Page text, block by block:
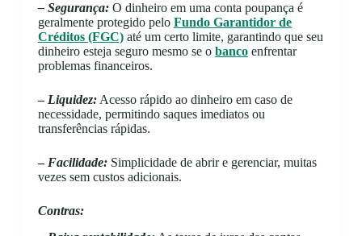
– Segurança:O dinheiro em uma conta poupança é
geralmente protegido pelo Fundo Garantidor de
Créditos (FGC)até um certo limite, garantindo que seu
dinheiro esteja seguro mesmo se o bancoenfrentar
problemas financeiros.
– Liquidez:Acesso rápido ao dinheiro em caso de
necessidade, permitindo saques imediatos ou
transferências rápidas.
– Facilidade:Simplicidade de abrir e gerenciar, muitas
vezes sem custos adicionais.
Contras: